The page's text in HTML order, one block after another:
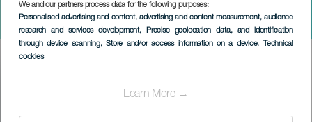
We and our partners process data for the following purposes:
Personalised advertising and content, advertising and content measurement, audience
research and services development, Precise geolocation data, and identification
through device scanning, Store and/or access information on a device, Technical
cookies
Learn More →
Goyo Jiménez: America
Forever
Imagen